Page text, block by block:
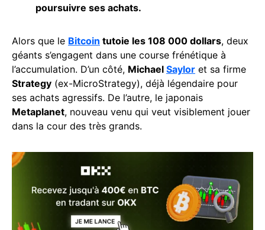
poursuivre ses achats.
Alors que le Bitcoin tutoie les 108 000 dollars, deux
géants s’engagent dans une course frénétique à
l’accumulation. D’un côté, Michael Saylor et sa firme
Strategy (ex-MicroStrategy), déjà légendaire pour
ses achats agressifs. De l’autre, le japonais
Metaplanet, nouveau venu qui veut visiblement jouer
dans la cour des très grands.